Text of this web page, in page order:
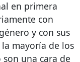
en primera
con
y con sus
mayoría de los
son una cara de